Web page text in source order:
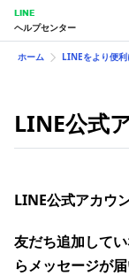
LINE
ヘルプセンター
ホーム LINEをより便利
LINE公式
LINE公式アカウ
友だち追加して
らメッセージが